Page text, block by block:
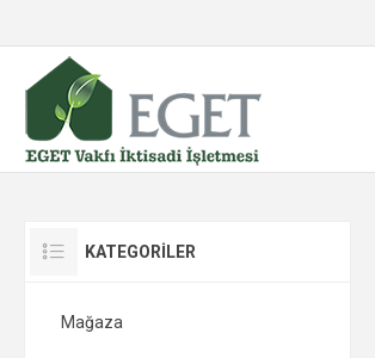
KATEGORİLER
Mağaza